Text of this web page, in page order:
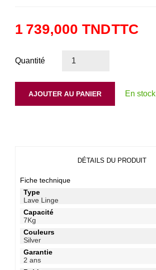
1 739,000 TNDTTC
Quantité
AJOUTER AU PANIER En stock
DÉTAILS DU PRODUIT
Fiche technique
Type
Lave Linge
Capacité
7Kg
Couleurs
Silver
Garantie
2 ans